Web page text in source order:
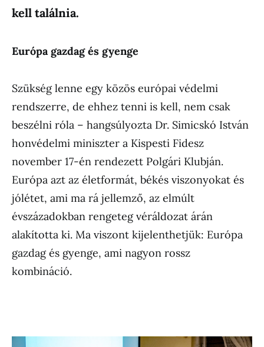
kell találnia.
Európa gazdagés gyenge
Szükség lenne egy közös európai védelmi
rendszerre, de ehhez tenni is kell, nem csak
beszélni róla – hangsúlyozta Dr. Simicskó István
honvédelmi miniszter a Kispesti Fidesz
november 17-én rendezett Polgári Klubján.
Európa azt az életformát, békés viszonyokat és
jólétet, ami ma rá jellemző, az elmúlt
évszázadokban rengeteg véráldozat árán
alakította ki. Ma viszont kijelenthetjük: Európa
gazdag és gyenge, ami nagyon rossz
kombináció.